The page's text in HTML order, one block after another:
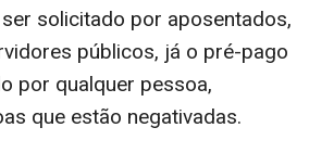
solicitado por aposentados,
públicos, já o pré-pago
por qualquer pessoa,
que estão negativadas.